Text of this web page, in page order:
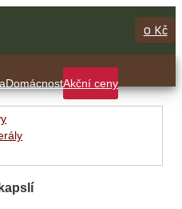
0 Kč
DomácnostAkční ceny